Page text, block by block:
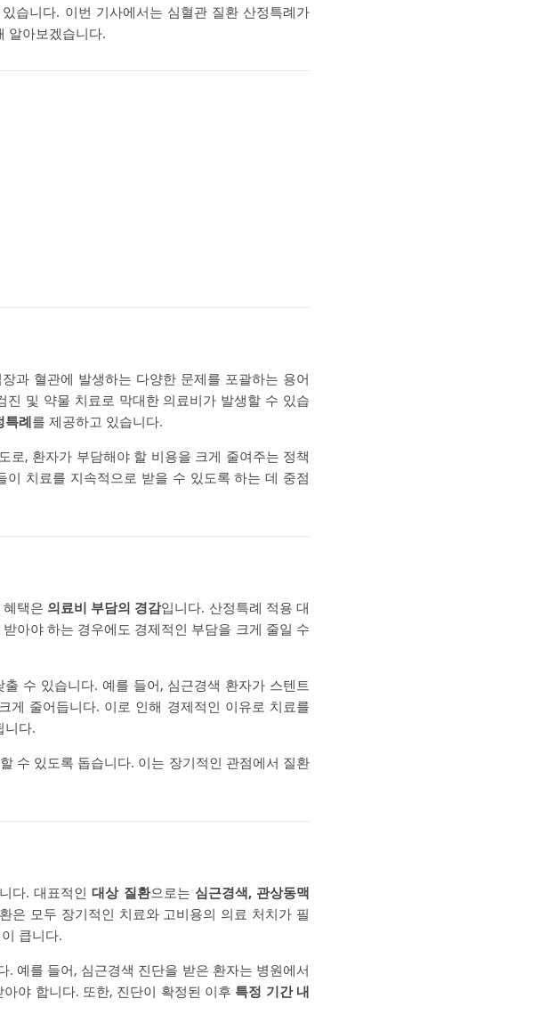
습니다. 이번 기사에서는 심혈관 질환 산정특례가
알아보겠습니다.
과 혈관에 발생하는 다양한 문제를 포괄하는 용어
및 약물 치료로 막대한 의료비가 발생할 수 있습
특례를 제공하고 있습니다.
로, 환자가 부담해야 할 비용을 크게 줄여주는 정책
치료를 지속적으로 받을 수 있도록 하는 데 중점
택은 의료비 부담의 경감입니다. 산정특례 적용 대
아야 하는 경우에도 경제적인 부담을 크게 줄일 수
출 수 있습니다. 예를 들어, 심근경색 환자가 스텐트
게 줄어듭니다. 이로 인해 경제적인 이유로 치료를
니다.
수 있도록 돕습니다. 이는 장기적인 관점에서 질환
다. 대표적인대상 질환으로는 심근경색, 관상동맥
은 모두 장기적인 치료와 고비용의 의료 처치가 필
큽니다.
. 예를 들어, 심근경색 진단을 받은 환자는 병원에서
야 합니다. 또한, 진단이 확정된 이후 특정 기간 내